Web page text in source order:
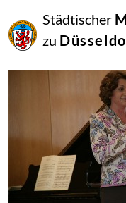
Städtischer
zu
September
2014
Manfred Hill